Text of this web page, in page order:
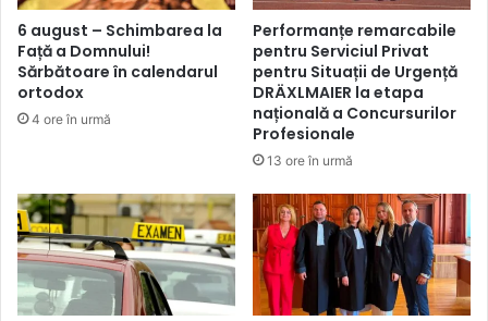
6 august – Schimbarea la
Față a Domnului!
Sărbătoare în calendarul
ortodox
4 ore în urmă
Performanțe remarcabile
pentru Serviciul Privat
pentru Situații de Urgență
DRÄXLMAIER la etapa
națională a Concursurilor
Profesionale
13 ore în urmă